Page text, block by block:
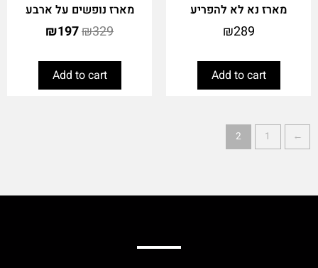
מארז נא לא להפריע
₪289
Add to cart
מארז נופשים על ארבע
₪329
₪197
Add to cart
→
1
2